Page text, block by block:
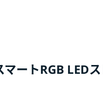
マートRGB LED